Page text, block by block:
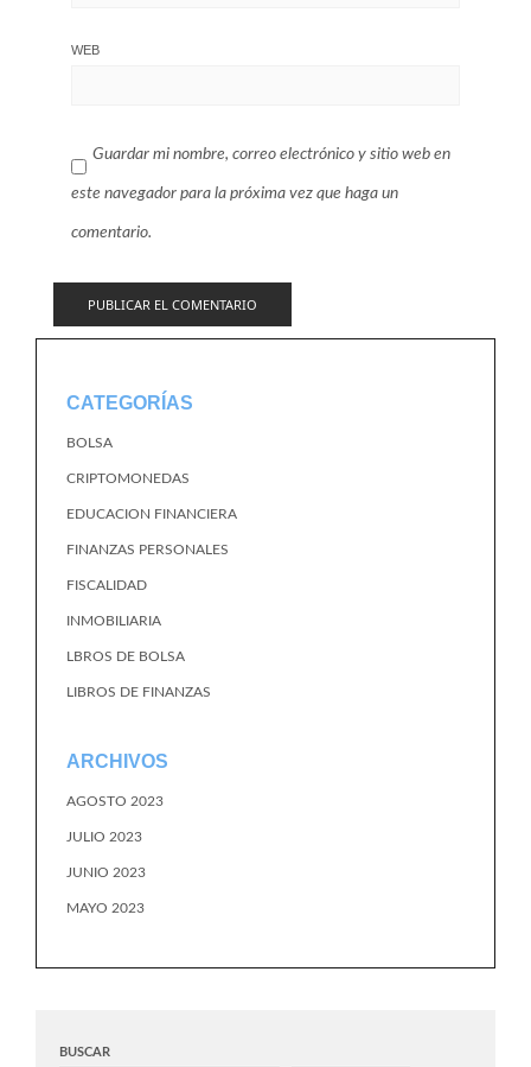
WEB
Guardar mi nombre, correo electrónico y sitio web en
este navegador para la próxima vez que haga un
comentario.
CATEGORÍAS
BOLSA
CRIPTOMONEDAS
EDUCACION FINANCIERA
FINANZAS PERSONALES
FISCALIDAD
INMOBILIARIA
LBROS DE BOLSA
LIBROS DE FINANZAS
ARCHIVOS
AGOSTO 2023
JULIO 2023
JUNIO 2023
MAYO 2023
BUSCAR